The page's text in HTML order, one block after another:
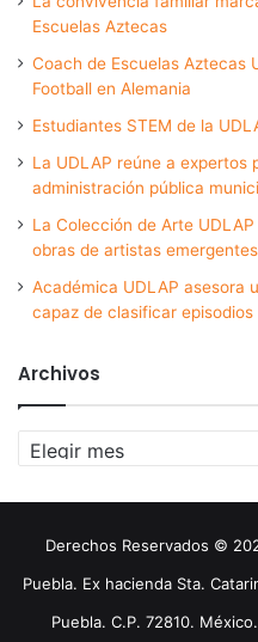
Escuelas Aztecas
Coach de Escuelas Aztecas
Football en Alemania
Estudiantes STEM de la
La UDLAP reúne a expertos
administración pública
La Colección de Arte
obras de artistas
Académica UDLAP asesora
capaz de clasificar
Archivos
Archivos
Derechos Reservados ©
Puebla. Ex hacienda Sta.
Puebla. C.P. 72810.